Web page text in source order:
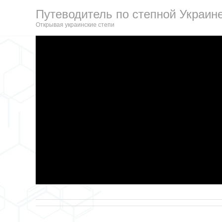
Путеводитель по степной
Открывая украинские степи